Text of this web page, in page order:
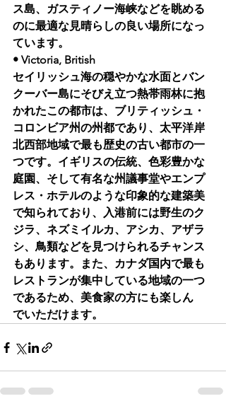
ス島、ガスティノー海峡などを眺める
のに最適な見晴らしの良い場所になっ
ています。
• Victoria, British
セイリッシュ海の穏やかな水面とバン
クーバー島にそびえ立つ熱帯雨林に抱
かれたこの都市は、ブリティッシュ・
コロンビア州の州都であり、太平洋岸
北西部地域で最も歴史の古い都市の一
つです。イギリスの伝統、色彩豊かな
庭園、そして有名な州議事堂やエンプ
レス・ホテルのような印象的な建築美
で知られており、入港前には野生のク
ジラ、ネズミイルカ、アシカ、アザラ
シ、鳥類などを見つけられるチャンス
もあります。また、カナダ国内で最も
レストランが集中している地域の一つ
であるため、美食家の方にも楽しん
でいただけます。